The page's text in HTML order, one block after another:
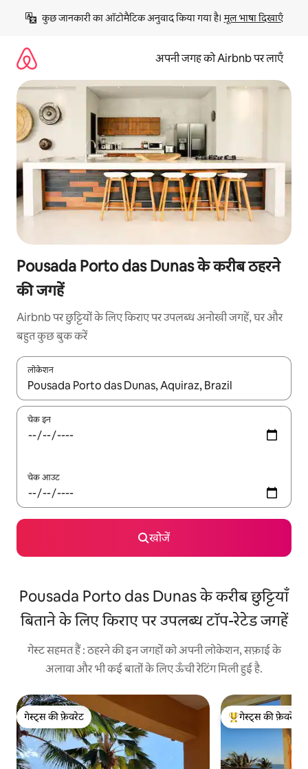
छोड़कर
कॉन्टेंट
कुछ जानकारी का ऑटोमैटिक अनुवाद किया गया है। मूल भाषा दिखाएँ
अपनी जगह को Airbnb पर लाएँ
Pousada Porto das Dunas के करीब ठहरने
की जगहें
Airbnb पर छुट्टियों के लिए किराए पर उपलब्ध अनोखी जगहें, घर और
बहुत कुछ बुक करें
लोकेशन
नतीजों के उपलब्ध होने पर, अप और डाउन 'ऐरो की' का इस्तेमाल करके नेविगेट
चेक इन
चेक आउट
खोजें
Pousada Porto das Dunas के करीब छुट्टियाँ
बिताने के लिए किराए पर उपलब्ध टॉप-रेटेड जगहें
गेस्ट सहमत हैं : ठहरने की इन जगहों को अपनी लोकेशन, सफ़ाई के
अलावा और भी कई बातों के लिए ऊँची रेटिंग मिली हुई है.
गेस्ट्स की फ़ेवरेट
गेस्ट्स की फ़ेवरेट
गेस्ट्स का टॉप फ़ेवरेट
गेस्ट्स की फ़ेवरेट